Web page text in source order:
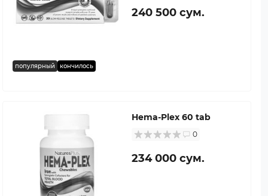
популярный кончилось
240 500 сум.
Hema-Plex 60 tab
0
234 000 сум.